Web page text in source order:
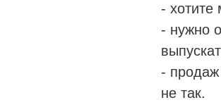
- хотите
- нужно
-
не так.